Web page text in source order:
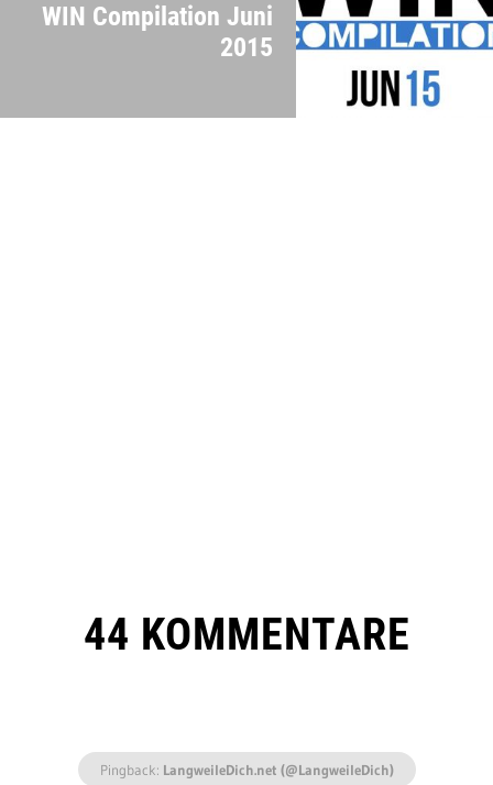
WIN Compilation Juni
2015
44 KOMMENTARE
Pingback: LangweileDich.net (@LangweileDich)